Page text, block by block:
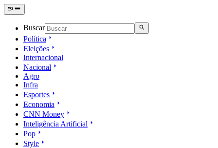
Buscar
Política
Eleições
Internacional
Nacional
Agro
Infra
Esportes
Economia
CNN Money
Inteligência Artificial
Pop
Style